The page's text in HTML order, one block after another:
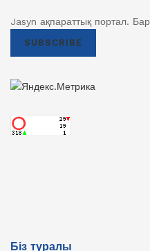
Jasyn ақпараттық портал.
SUBSCRIBE
Біз туралы